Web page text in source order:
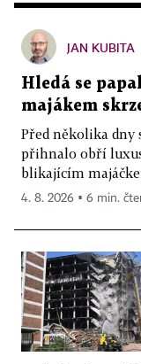
JAN KUBITA
Hledá se
majákem
Před několika dny
přihnalo obří
blikajícím
4. 8. 2026 ▪ 6 min.